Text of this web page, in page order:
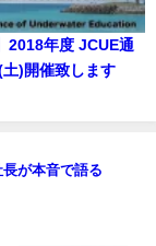
2018年度 JCUE通
)開催致します
長が本音で語る